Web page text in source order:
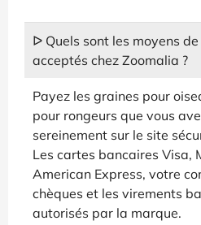
ᐅ Quels sont les moyens
acceptés chez Zoomalia ?
Payez les graines pour
pour rongeurs que vous
sereinement sur le site
Les cartes bancaires Visa,
American Express, votre
chèques et les virements
autorisés par la marque.